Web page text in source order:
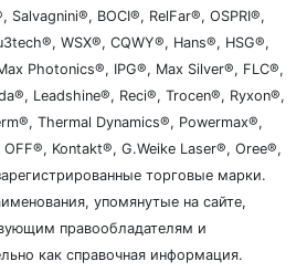
Salvagnini®, BOCI®, RelFar®, OSPRI®,
WSX®, CQWY®, Hans®, HSG®,
Photonics®, IPG®, Max Silver®, FLC®,
Leadshine®, Reci®, Trocen®, Ryxon®,
Thermal Dynamics®, Powermax®,
Kontakt®, G.Weike Laser®, Oree®,
торговые марки.
упомянутые на сайте,
правообладателям и
как справочная информация.